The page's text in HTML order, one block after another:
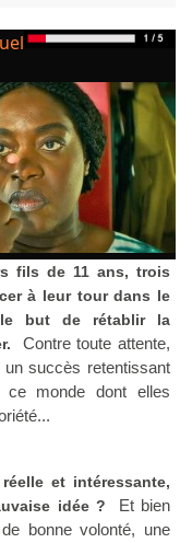
fils de 11 ans, trois
à leur tour dans le
but de rétablir la
Contre toute attente,
succès retentissant
monde dont elles
et intéressante,
idée ?
Et bien
bonne volonté, une